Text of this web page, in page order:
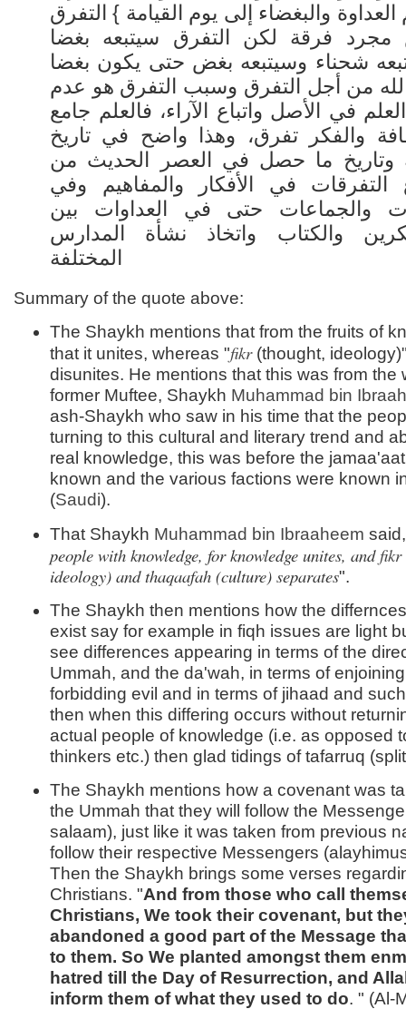
العداوة والبغضاء إلى يوم القيامة } التفرق
فرقة لكن التفرق سيتبعه بغضا
شحناء وسيتبعه بغض حتى يكون بغضا
من أجل التفرق وسبب التفرق هو عدم
في الأصل واتباع الآراء، فالعلم جامع
والفكر تفرق، وهذا واضح في تاريخ
وتاريخ ما حصل في العصر الحديث من
التفرقات في الأفكار والمفاهيم وفي
والجماعات حتى في العداوات بين
والكتاب واتخاذ نشأة المدارس
المختلفة
Summary of the quote above:
The Shaykh mentions that from the fruits of
that it unites, whereas "fikr(thought,
disunites. He mentions that this was from the
former Muftee, Shaykh Muhammad bin
ash-Shaykh who saw in his time that the
turning to this cultural and literary trend and
real knowledge, this was before the
known and the various factions were known
(Saudi).
That Shaykh Muhammad bin Ibraaheem
people with knowledge, for knowledge unites, and fikr
ideology) and thaqaafah (culture) separates".
The Shaykh then mentions how the
exist say for example in fiqh issues are light
see differences appearing in terms of the
Ummah, and the da'wah, in terms of
forbidding evil and in terms of jihaad and
then when this differing occurs without
actual people of knowledge (i.e. as opposed
thinkers etc.) then glad tidings of tafarruq
The Shaykh mentions how a covenant was
the Ummah that they will follow the
salaam), just like it was taken from previous
follow their respective Messengers
Then the Shaykh brings some verses
Christians. "And from those who call
Christians, We took their covenant, but
abandoned a good part of the Message
to them. So We planted amongst them
hatred till the Day of Resurrection, and
inform them of what they used to do. " (Al-